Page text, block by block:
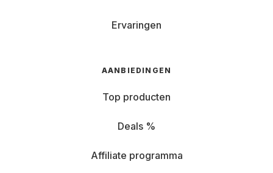
Ervaringen
AANBIEDINGEN
Top producten
Deals %
Affiliate programma